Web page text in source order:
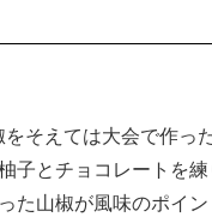
そえては大会で作っ
子とチョコレートを
た山椒が風味のポイン